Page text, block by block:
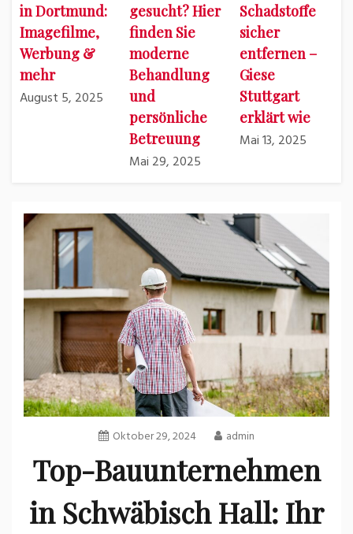
in Dortmund:
Imagefilme,
Werbung &
mehr
August 5, 2025
gesucht? Hier
finden Sie
moderne
Behandlung
und
persönliche
Betreuung
Mai 29, 2025
Schadstoffe
sicher
entfernen –
Giese
Stuttgart
erklärt wie
Mai 13, 2025
Oktober 29, 2024 admin
Top-Bauunternehmen
in Schwäbisch Hall: Ihr